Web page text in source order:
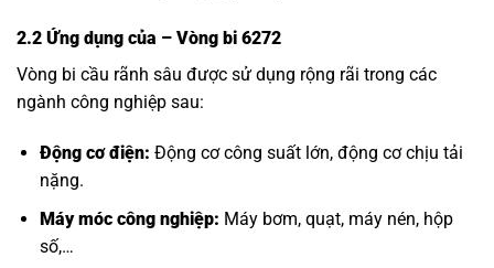
2.2 Ứng dụng của – Vòng bi 6272
Vòng bi cầu rãnh sâu được sử dụng rộng rãi trong các
ngành công nghiệp sau:
Động cơ điện: Động cơ công suất lớn, động cơ chịu tải
nặng.
Máy móc công nghiệp: Máy bơm, quạt, máy nén, hộp
số,…